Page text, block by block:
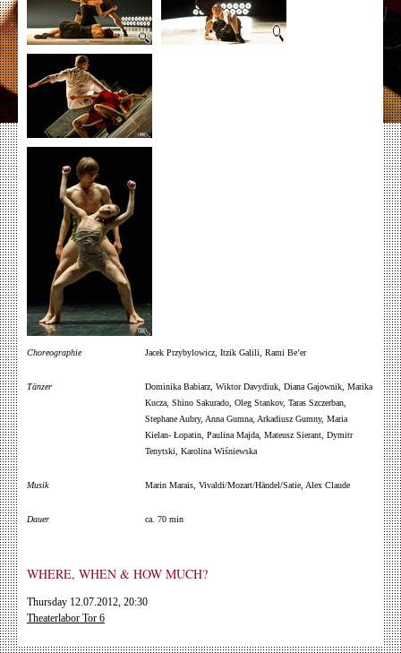
Choreographie Jacek Przybylowicz, Itzik Galili, Rami Be’er
Tänzer
Dominika Babiarz, Wiktor Davydiuk, Diana Gajownik, Marika
Kucza, Shino Sakurado, Oleg Stankov, Taras Szczerban,
Stephane Aubry, Anna Gumna, Arkadiusz Gumny, Maria
Kielan- Łopatin, Paulina Majda, Mateusz Sierant, Dymitr
Tenytski, Karolina Wiśniewska
Musik Marin Marais, Vivaldi/Mozart/Händel/Satie, Alex Claude
Dauer ca. 70 min
WHERE, WHEN & HOW MUCH?
Thursday 12.07.2012, 20:30
Theaterlabor Tor 6